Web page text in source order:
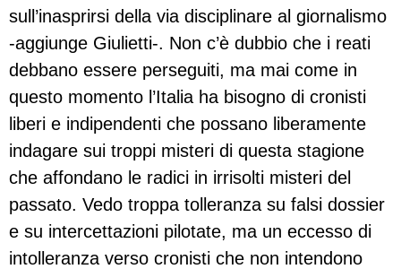
sull’inasprirsi della via disciplinare al giornalismo
-aggiunge Giulietti-. Non c’è dubbio che i reati
debbano essere perseguiti, ma mai come in
questo momento l’Italia ha bisogno di cronisti
liberi e indipendenti che possano liberamente
indagare sui troppi misteri di questa stagione
che affondano le radici in irrisolti misteri del
passato. Vedo troppa tolleranza su falsi dossier
e su intercettazioni pilotate, ma un eccesso di
intolleranza verso cronisti che non intendono